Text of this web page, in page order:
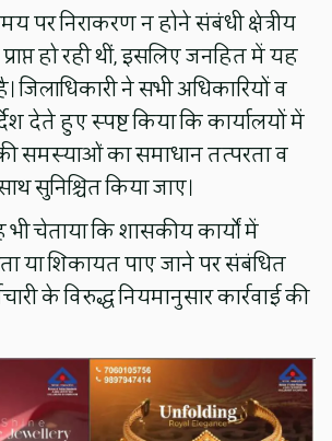
पर निराकरण न होने संबंधी क्षेत्रीय
हो रही थीं, इसलिए जनहित में यह
जिलाधिकारी ने सभी अधिकारियों व
देते हुए स्पष्ट किया कि कार्यालयों में
समस्याओं का समाधान तत्परता व
सुनिश्चित किया जाए।
भी चेताया कि शासकीय कार्यों में
या शिकायत पाए जाने पर संबंधित
के विरुद्ध नियमानुसार कार्रवाई की